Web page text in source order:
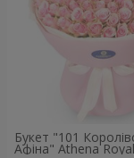
Букет "101
Афіна" Athena